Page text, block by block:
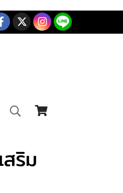
ริม